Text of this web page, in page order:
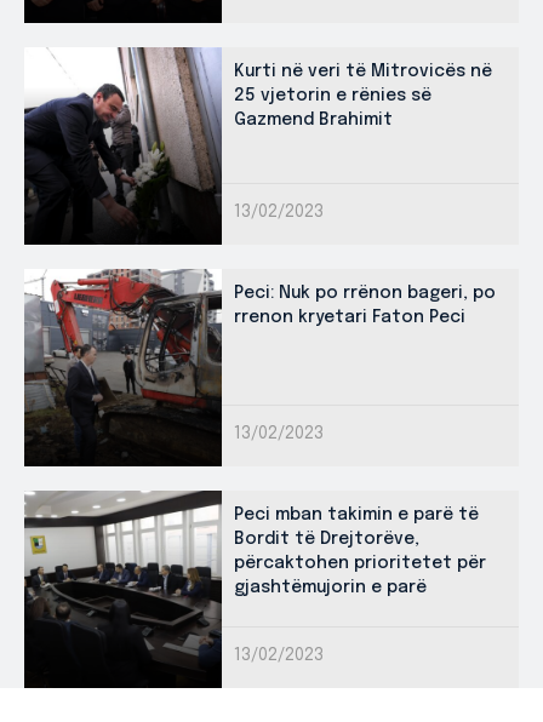
Kurti në veri të Mitrovicës në
25 vjetorin e rënies së
Gazmend Brahimit
13/02/2023
Peci: Nuk po rrënon bageri, po
rrenon kryetari Faton Peci
13/02/2023
Peci mban takimin e parë të
Bordit të Drejtorëve,
përcaktohen prioritetet për
gjashtëmujorin e parë
13/02/2023